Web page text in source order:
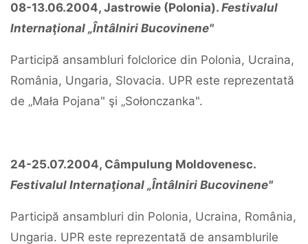
08-13.06.2004, Jastrowie (Polonia). Festivalul
Internaţional „Întâlniri Bucovinene"
Participă ansambluri folclorice din Polonia, Ucraina,
România, Ungaria, Slovacia. UPR este reprezentată
de „Mała Pojana" şi „Sołonczanka".
24-25.07.2004, Câmpulung Moldovenesc.
Festivalul Internaţional „Întâlniri Bucovinene"
Participă ansambluri din Polonia, Ucraina, România,
Ungaria. UPR este reprezentată de ansamblurile